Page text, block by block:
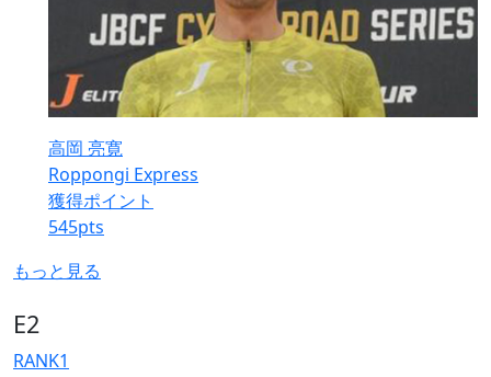
高岡 亮寛
Roppongi Express
獲得ポイント
545pts
もっと見る
E2
RANK1